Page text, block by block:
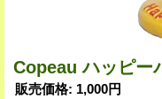
Copeau ハッピー
販売価格: 1,000円